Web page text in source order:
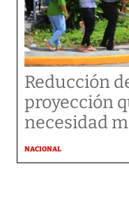
Reducción
proyección
necesidad
NACIONAL